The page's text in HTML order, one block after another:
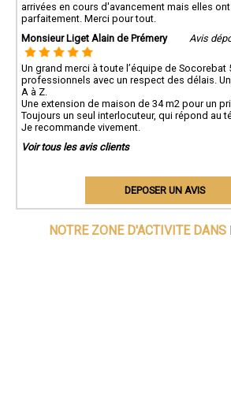
arrivées en cours d'avancement mais elles
parfaitement. Merci pour tout.
Monsieur Liget Alain de Prémery
Avis
Un grand merci à toute l’équipe de Socorebat
professionnels avec un respect des délais.
A à Z.
Une extension de maison de 34 m2 pour un
Toujours un seul interlocuteur, qui répond au
Je recommande vivement.
Voir tous les avis clients
DEPOSER UN AVIS
NOTRE ZONE D'ACTIVITE DANS